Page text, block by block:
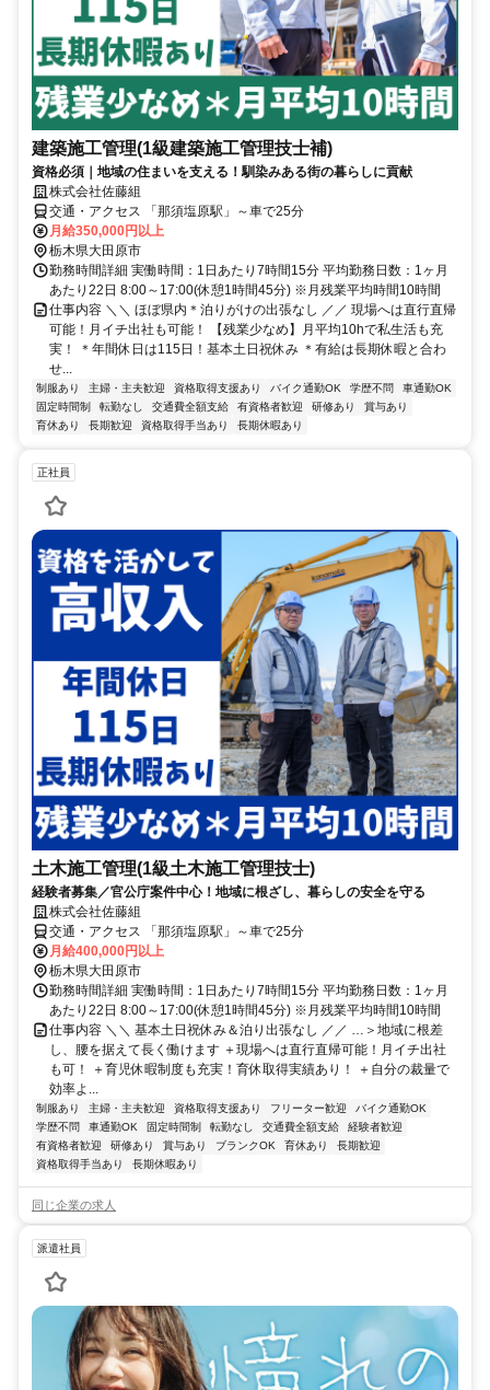
建築施工管理(1級建築施工管理技士補)
資格必須｜地域の住まいを支える！馴染みある街の暮らしに貢献
株式会社佐藤組
交通・アクセス 「那須塩原駅」～車で25分
月給350,000円以上
栃木県大田原市
勤務時間詳細 実働時間：1日あたり7時間15分 平均勤務日数：1ヶ月
あたり22日 8:00～17:00(休憩1時間45分) ※月残業平均時間10時間
仕事内容 ＼＼ ほぼ県内＊泊りがけの出張なし ／／ 現場へは直行直帰
可能！月イチ出社も可能！ 【残業少なめ】月平均10hで私生活も充
実！ ＊年間休日は115日！基本土日祝休み ＊有給は長期休暇と合わ
せ...
制服あり 主婦・主夫歓迎 資格取得支援あり バイク通勤OK 学歴不問
車通勤OK
固定時間制
転勤なし 交通費全額支給 有資格者歓迎 研修あり
賞与あり
育休あり
長期歓迎 資格取得手当あり 長期休暇あり
正社員
土木施工管理(1級土木施工管理技士)
経験者募集／官公庁案件中心！地域に根ざし、暮らしの安全を守る
株式会社佐藤組
交通・アクセス 「那須塩原駅」～車で25分
月給400,000円以上
栃木県大田原市
勤務時間詳細 実働時間：1日あたり7時間15分 平均勤務日数：1ヶ月
あたり22日 8:00～17:00(休憩1時間45分) ※月残業平均時間10時間
仕事内容 ＼＼ 基本土日祝休み＆泊り出張なし ／／ …＞地域に根差
し、腰を据えて長く働けます ＋現場へは直行直帰可能！月イチ出社
も可！ ＋育児休暇制度も充実！育休取得実績あり！ ＋自分の裁量で
効率よ...
制服あり 主婦・主夫歓迎 資格取得支援あり フリーター歓迎
バイク通勤OK
学歴不問
車通勤OK 固定時間制 転勤なし 交通費全額支給
経験者歓迎
有資格者歓迎
研修あり 賞与あり ブランクOK 育休あり
長期歓迎
資格取得手当あり
長期休暇あり
同じ企業の求人
派遣社員